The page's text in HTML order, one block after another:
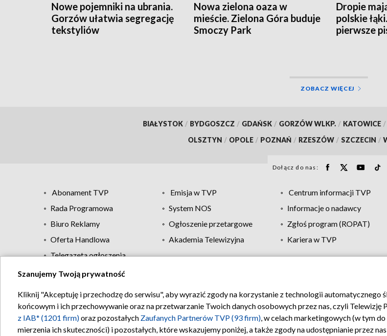
Nowe pojemniki na ubrania.
Gorzów ułatwia segregację
tekstyliów
Nowa zielona oaza w
mieście. Zielona Góra buduje
Smoczy Park
Dropie
polskie
pierwsze
ZOBACZ WIĘCEJ
BIAŁYSTOK / BYDGOSZCZ / GDAŃSK / GORZÓW WLKP. / KATOWICE /
OLSZTYN / OPOLE / POZNAŃ / RZESZÓW / SZCZECIN /
Dołącz do nas:
Abonament TVP Emisja w TVP Centrum informacji TVP
Rada Programowa
System NOS Informacje o nadawcy
Biuro Reklamy
Ogłoszenie przetargowe Zgłoś program (ROPAT)
Oferta Handlowa
Akademia Telewizyjna Kariera w TVP
Telegazeta ogłoszenia
Regulamin TVP Polityka prywatności Moje zgody
Szanujemy Twoją prywatność
Kliknij "Akceptuję i przechodzę do serwisu", aby wyrazić zgody na korzystanie z technologii automatycznego
końcowym i ich przechowywanie oraz na przetwarzanie Twoich danych osobowych przez nas, czyli Telewizję
z IAB* (1201 firm)oraz pozostałych Zaufanych Partnerów TVP (93 firm), w celach marketingowych (w tym
mierzenia ich skuteczności) i pozostałych, które wskazujemy poniżej, a także zgody na udostępnianie przez